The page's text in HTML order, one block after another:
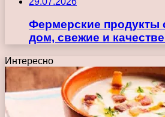
Фермерские продукты
дом, свежие и
Интересно